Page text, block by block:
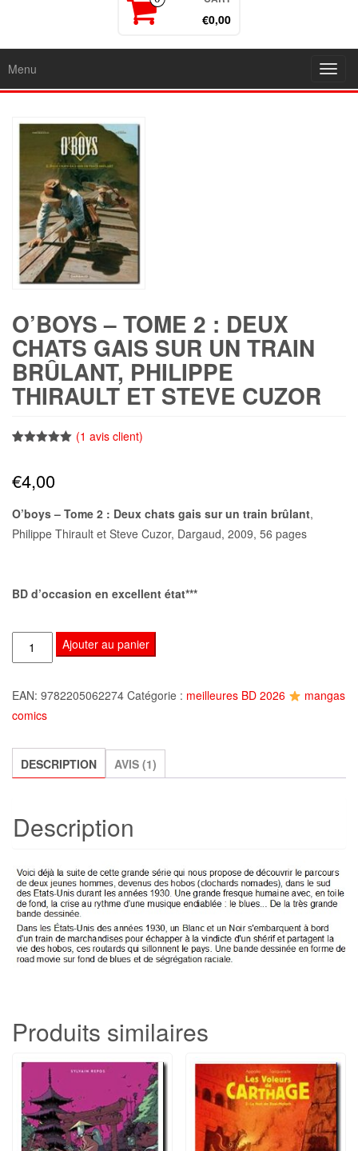
€0,00
Menu
O’BOYS – TOME 2 : DEUX
CHATS GAIS SUR UN TRAIN
BRÛLANT, PHILIPPE
THIRAULT ET STEVE CUZOR
basé sur
notation
(1 avis client)
€4,00
O’boys – Tome 2 : Deux chats gais sur un train brûlant,
Philippe Thirault et Steve Cuzor, Dargaud, 2009, 56 pages
BD d’occasion en excellent état***
quantité
de
-
Tome
Deux
gais
sur
train
brûlant,
Philippe
Thirault
et
Ajouter au panier
EAN: 9782205062274 Catégorie : meilleures BD 2026
mangas
comics
DESCRIPTION AVIS (1)
Description
Produits similaires